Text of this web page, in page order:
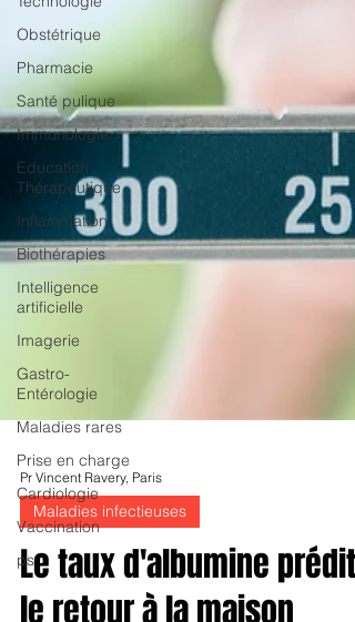
Obstétrique
Pharmacie
Santé pulique
Immunologie
Education
Thérapeutique
Inflammation
Biothérapies
Intelligence
artificielle
Imagerie
Gastro-
Entérologie
Maladies rares
Prise en charge
Cardiologie
Vaccination
ps
Pr Vincent Ravery, Paris
Maladies infectieuses